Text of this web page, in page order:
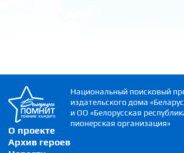
О проекте
Архив героев
Национальный поисковый
издательского дома
и ОО «Белорусская
пионерская организация»